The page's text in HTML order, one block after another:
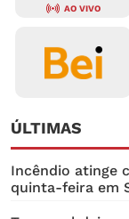
AO VIVO
ÚLTIMAS
Incêndio atinge
quinta-feira em